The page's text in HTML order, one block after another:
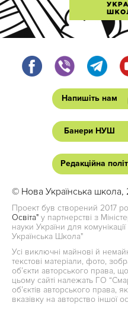
Напишіть нам
Банери НУШ
Редакційна
© Нова Українська школа,
Проект був створений 2017
Освіта" у партнерстві з
науки України для
Українська Школа"
Усі виключні майнові й
текстові матеріали, фото,
об’єкти авторського права,
цьому сайті належать ГО
об’єктів авторського права,
вказівку на авторство іншої